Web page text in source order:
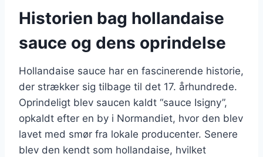
Historien bag hollandaise
sauce og dens oprindelse
Hollandaise sauce har en fascinerende historie,
der strækker sig tilbage til det 17. århundrede.
Oprindeligt blev saucen kaldt “sauce Isigny”,
opkaldt efter en by i Normandiet, hvor den blev
lavet med smør fra lokale producenter. Senere
blev den kendt som hollandaise, hvilket